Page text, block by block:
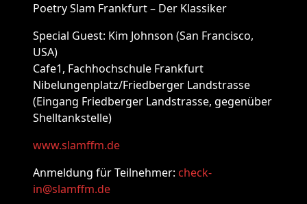
Poetry Slam Frankfurt – Der Klassiker
Special Guest: Kim Johnson (San Francisco,
USA)
Cafe1, Fachhochschule Frankfurt
Nibelungenplatz/Friedberger Landstrasse
(Eingang Friedberger Landstrasse, gegenüber
Shelltankstelle)
www.slamffm.de
Anmeldung für Teilnehmer: check-
in@slamffm.de